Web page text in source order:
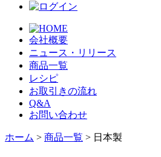
会社概要
ニュース・リリース
商品一覧
レシピ
お取引きの流れ
Q&A
お問い合わせ
ホーム > 商品一覧 > 日本製